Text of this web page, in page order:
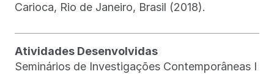
Carioca, Rio de Janeiro, Brasil (2018).
Atividades Desenvolvidas
Seminários de Investigações Contemporâneas I